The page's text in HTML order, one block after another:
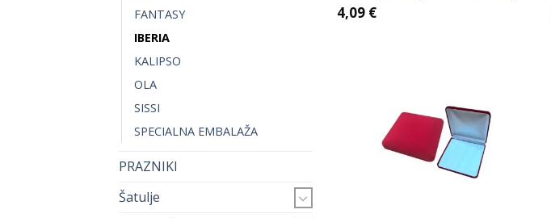
FANTASY
IBERIA
KALIPSO
OLA
SISSI
SPECIALNA EMBALAŽA
PRAZNIKI
Šatulje
4,09 €